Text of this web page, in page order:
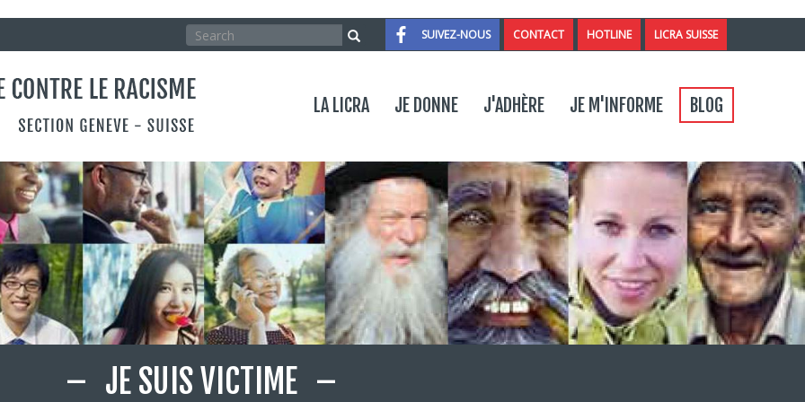
Contact
SUIVEZ-NOUS CONTACT HOTLINE LICRA SUISSE
Rechercher
Search Search
Je
LA LICRA JE DONNE J'ADHÈRE JE M'INFORME BLOG
JE SUIS VICTIME